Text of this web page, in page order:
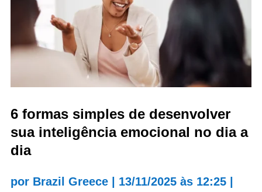
6 formas simples de desenvolver
sua inteligência emocional no dia a
dia
por Brazil Greece| 13/11/2025 às 12:25|